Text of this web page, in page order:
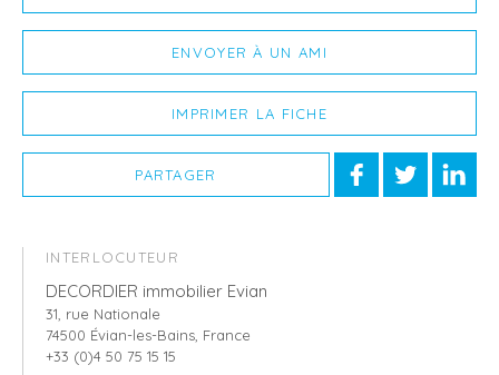
ENVOYER À UN AMI
IMPRIMER LA FICHE
PARTAGER
INTERLOCUTEUR
DECORDIER immobilier Evian
31, rue Nationale
74500 Évian-les-Bains, France
+33 (0)4 50 75 15 15